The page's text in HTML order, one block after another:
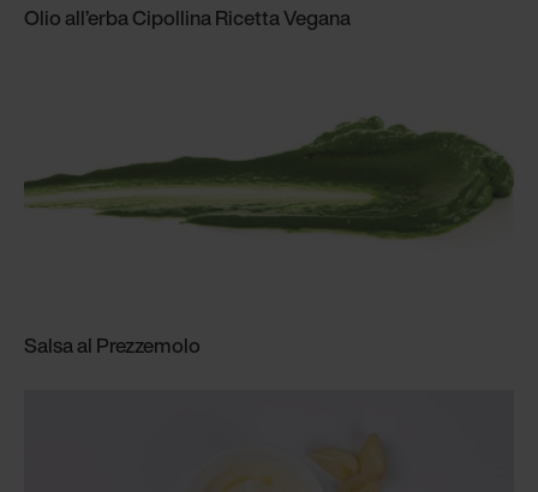
Olio all’erba Cipollina Ricetta Vegana
Salsa al Prezzemolo